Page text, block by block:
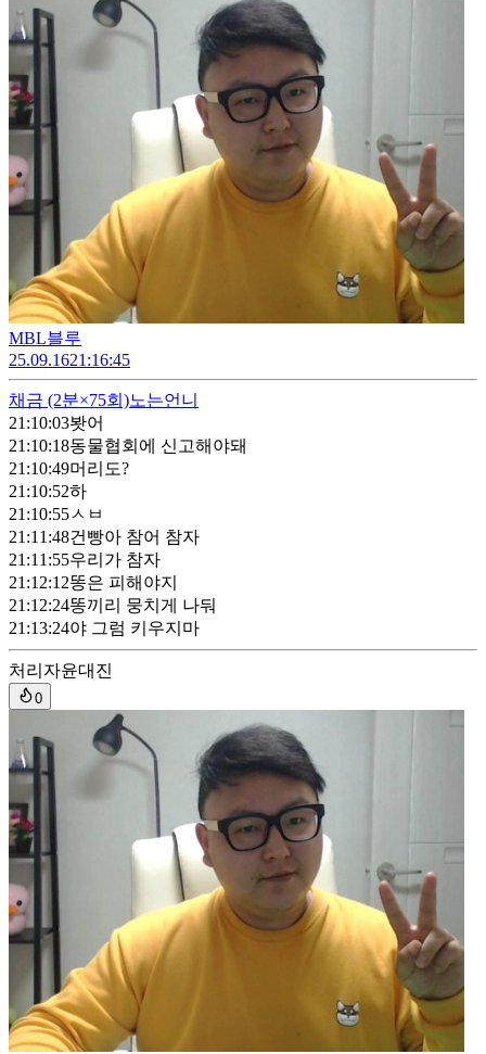
MBL블루
25.09.1621:16:45
채금 (2분×75회)노는언니
21:10:03봣어
21:10:18동물협회에 신고해야돼
21:10:49머리도?
21:10:52하
21:10:55ㅅㅂ
21:11:48건빵아 참어 참자
21:11:55우리가 참자
21:12:12똥은 피해야지
21:12:24똥끼리 뭉치게 나둬
21:13:24야 그럼 키우지마
처리자윤대진
0